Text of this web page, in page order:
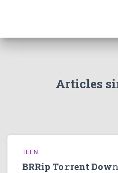
Articles
TEEN
BRRip To𝚛rent